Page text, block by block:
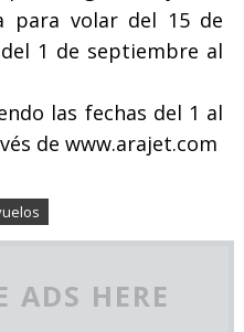
para volar del 15 de
1 de septiembre al
las fechas del 1 al
de www.arajet.com
ADS HERE